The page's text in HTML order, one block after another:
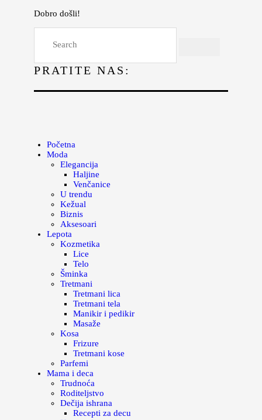
Dobro došli!
PRATITE NAS:
Početna
Moda
Elegancija
Haljine
Venčanice
U trendu
Kežual
Biznis
Aksesoari
Lepota
Kozmetika
Lice
Telo
Šminka
Tretmani
Tretmani lica
Tretmani tela
Manikir i pedikir
Masaže
Kosa
Frizure
Tretmani kose
Parfemi
Mama i deca
Trudnoća
Roditeljstvo
Dečija ishrana
Recepti za decu
Lepota
Kuhinja
Magazin